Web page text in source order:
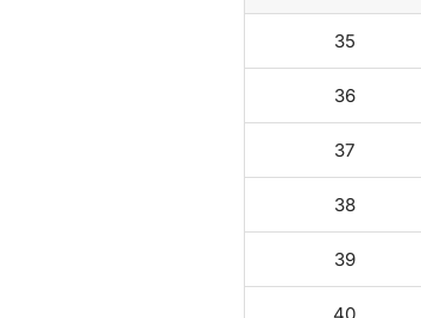
35
36
37
38
39